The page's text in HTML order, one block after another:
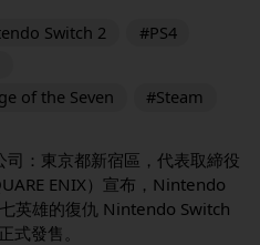
Switch 2
#PS4
of the Seven
#Steam
司：東京都新宿區，代表取締役
ENIX）宣布，Nintendo
英雄的復仇 Nintendo Switch
式發售。